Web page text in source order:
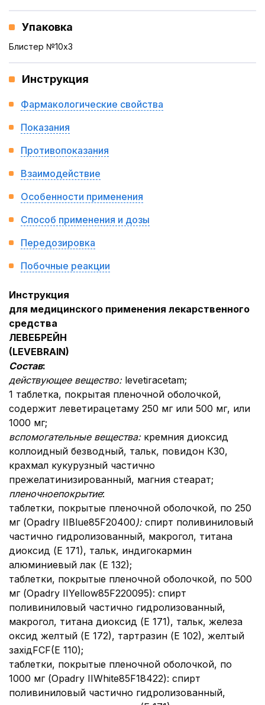
Упаковка
Блистер №10x3
Инструкция
Фармакологические свойства
Показания
Противопоказания
Взаимодействие
Особенности применения
Способ применения и дозы
Передозировка
Побочные реакции
Инструкция
для медицинского применения лекарственного
средства
ЛЕВЕБРЕЙН
(LEVEBRAIN)
Состав:
действующее вещество: levetiracetam;
1 таблетка, покрытая пленочной оболочкой,
содержит леветирацетаму 250 мг или 500 мг, или
1000 мг;
вспомогательные вещества: кремния диоксид
коллоидный безводный, тальк, повидон К30,
крахмал кукурузный частично
прежелатинизированный, магния стеарат;
пленочноепокрытие:
таблетки, покрытые пленочной оболочкой, по 250
мг (Оpadry ІІBlue85F20400): спирт поливиниловый
частично гидролизованный, макрогол, титана
диоксид (Е 171), тальк, индигокармин
алюминиевый лак (Е 132);
таблетки, покрытые пленочной оболочкой, по 500
мг (Оpadry ІІYellow85F220095): спирт
поливиниловый частично гидролизованный,
макрогол, титана диоксид (Е 171), тальк, железа
оксид желтый (Е 172), тартразин (Е 102), желтый
західFCF(Е 110);
таблетки, покрытые пленочной оболочкой, по
1000 мг (Оpadry ІІWhite85F18422): спирт
поливиниловый частично гидролизованный,